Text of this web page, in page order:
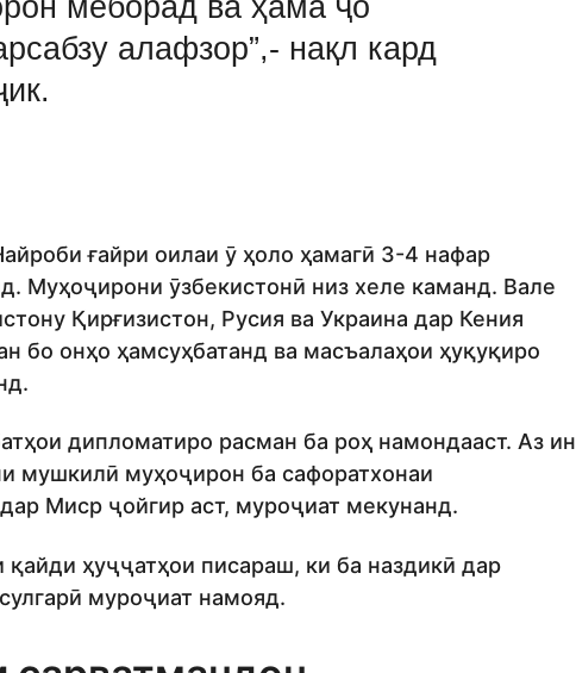
алафзор”,- нақл кард
ғайри оилаи ӯ ҳоло ҳамагӣ 3-4 нафар
Муҳоҷирони ӯзбекистонӣ низ хеле каманд. Вале
Қирғизистон, Русия ва Украина дар Кения
бо онҳо ҳамсуҳбатанд ва масъалаҳои ҳуқуқиро
дипломатиро расман ба роҳ намондааст. Аз ин
мушкилӣ муҳоҷирон ба сафоратхонаи
Миср ҷойгир аст, муроҷиат мекунанд.
ҳуҷҷатҳои писараш, ки ба наздикӣ дар
муроҷиат намояд.